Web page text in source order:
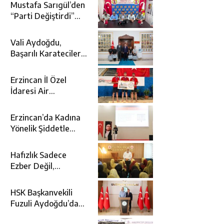
Mustafa Sarıgül’den
“Parti Değiştirdi”
Vali Aydoğdu,
Başarılı Karatecileri
Erzincan İl Özel
İdaresi Air
Türkiye Şampiyonu
Oldu
Erzincan’da Kadına
Yönelik Şiddetle
Kurumlar Bir Araya
Geldi
Hafızlık Sadece
Ezber Değil,
Yaşamaktır
HSK Başkanvekili
Fuzuli Aydoğdu’dan